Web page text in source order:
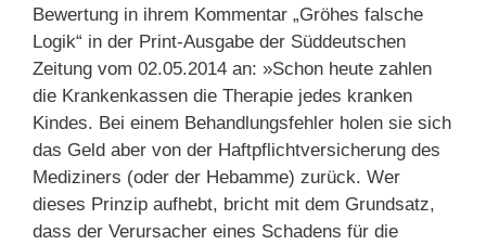
Bewertung in ihrem Kommentar „Gröhes falsche
Logik“ in der Print-Ausgabe der Süddeutschen
Zeitung vom 02.05.2014 an: »Schon heute zahlen
die Krankenkassen die Therapie jedes kranken
Kindes. Bei einem Behandlungsfehler holen sie sich
das Geld aber von der Haftpflichtversicherung des
Mediziners (oder der Hebamme) zurück. Wer
dieses Prinzip aufhebt, bricht mit dem Grundsatz,
dass der Verursacher eines Schadens für die